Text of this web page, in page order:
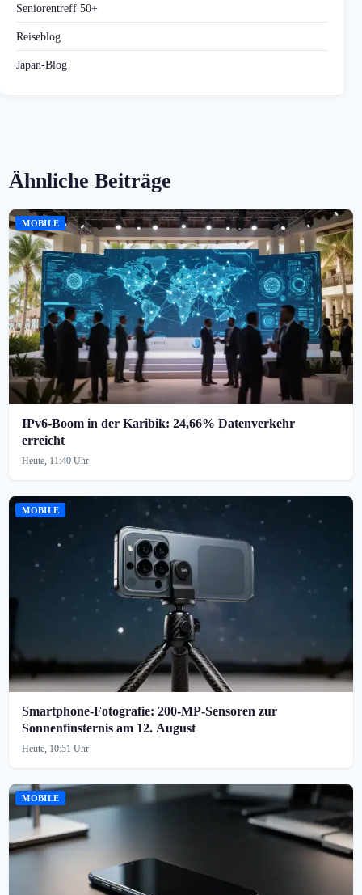
Seniorentreff 50+
Reiseblog
Japan-Blog
Ähnliche Beiträge
MOBILE
IPv6-Boom in der Karibik: 24,66% Datenverkehr
erreicht
Heute, 11:40 Uhr
MOBILE
Smartphone-Fotografie: 200-MP-Sensoren zur
Sonnenfinsternis am 12. August
Heute, 10:51 Uhr
MOBILE